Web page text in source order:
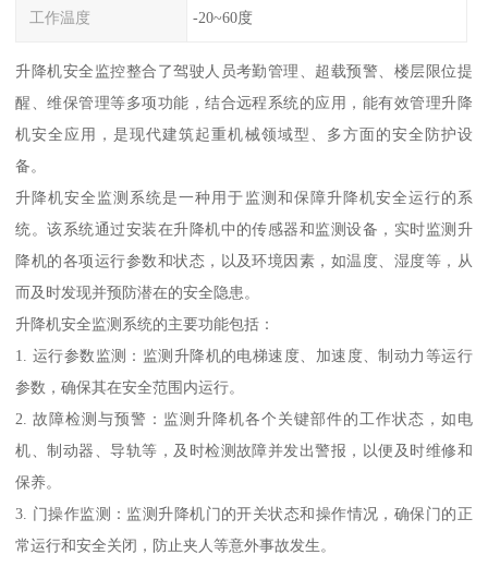
工作温度 -20~60度
升降机安全监控整合了驾驶人员考勤管理、超载预警、楼层限位提
醒、维保管理等多项功能，结合远程系统的应用，能有效管理升降
机安全应用，是现代建筑起重机械领域型、多方面的安全防护设
备。
升降机安全监测系统是一种用于监测和保障升降机安全运行的系
统。该系统通过安装在升降机中的传感器和监测设备，实时监测升
降机的各项运行参数和状态，以及环境因素，如温度、湿度等，从
而及时发现并预防潜在的安全隐患。
升降机安全监测系统的主要功能包括：
1. 运行参数监测：监测升降机的电梯速度、加速度、制动力等运行
参数，确保其在安全范围内运行。
2. 故障检测与预警：监测升降机各个关键部件的工作状态，如电
机、制动器、导轨等，及时检测故障并发出警报，以便及时维修和
保养。
3. 门操作监测：监测升降机门的开关状态和操作情况，确保门的正
常运行和安全关闭，防止夹人等意外事故发生。